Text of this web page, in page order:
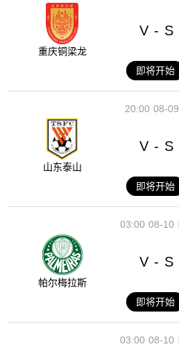
重庆铜梁龙
V - S
即将开始
08-09
20:00
山东泰山
V - S
即将开始
08-10
03:00
帕尔梅拉斯
V - S
即将开始
08-10
03:00